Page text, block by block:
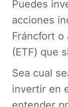
Puedes
acciones
Fráncfort o
(ETF) que
Sea cual
invertir en